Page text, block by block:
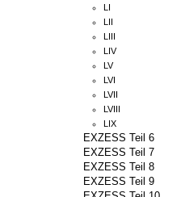
LI
LII
LIII
LIV
LV
LVI
LVII
LVIII
LIX
EXZESS Teil 6
EXZESS Teil 7
EXZESS Teil 8
EXZESS Teil 9